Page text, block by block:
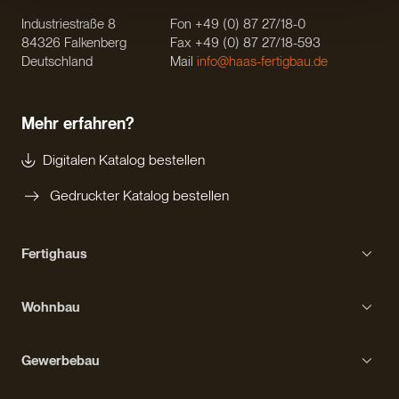
Industriestraße 8
84326 Falkenberg
Deutschland
Fon +49 (0) 87 27/18-0
Fax +49 (0) 87 27/18-593
Mail info@haas-fertigbau.de
Mehr erfahren?
Digitalen Katalog bestellen
Gedruckter Katalog bestellen
Fertighaus
Kompakthaus
Wohnbau
Gewerbebau